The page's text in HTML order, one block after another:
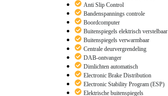
Anti Slip Control
Bandenspannings controle
Boordcomputer
Buitenspiegels elektrisch verstelbaar
Buitenspiegels verwarmbaar
Centrale deurvergrendeling
DAB-ontvanger
Dimlichten automatisch
Electronic Brake Distribution
Electronic Stability Program (ESP)
Elektrische buitenspiegels